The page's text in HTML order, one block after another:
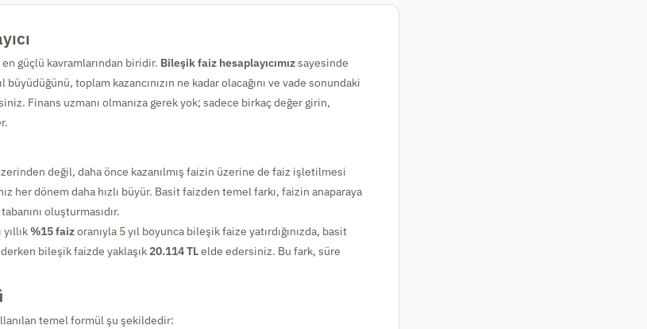
en güçlü kavramlarından biridir. Bileşik faiz hesaplayıcımızsayesinde
büyüdüğünü, toplam kazancınızın ne kadar olacağını ve vade sonundaki
Finans uzmanı olmanıza gerek yok; sadece birkaç değer girin,
değil, daha önce kazanılmış faizin üzerine de faiz işletilmesi
her dönem daha hızlı büyür. Basit faizden temel farkı, faizin anaparaya
oluşturmasıdır.
yıllık%15 faizoranıyla 5 yıl boyunca bileşik faize yatırdığınızda, basit
bileşik faizde yaklaşık 20.114 TLelde edersiniz. Bu fark, süre
temel formül şu şekildedir: